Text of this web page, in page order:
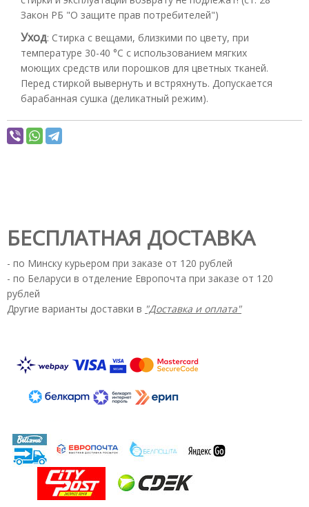
Закон РБ "О защите прав потребителей")
Уход: Стирка с вещами, близкими по цвету, при
температуре 30-40 °С с использованием мягких
моющих средств или порошков для цветных тканей.
Перед стиркой вывернуть и встряхнуть. Допускается
барабанная сушка (деликатный режим).
БЕСПЛАТНАЯ ДОСТАВКА
- по Минску курьером при заказе от 120 рублей
- по Беларуси в отделение Европочта при заказе от 120
рублей
Другие варианты доставки в "Доставка и оплата"